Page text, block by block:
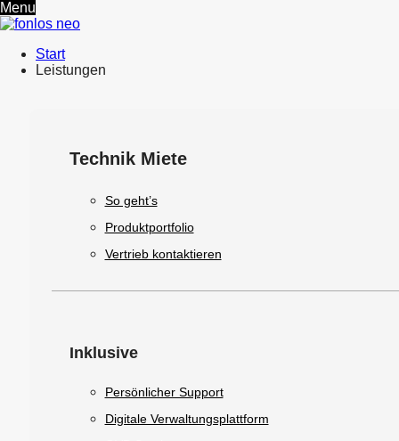
Menu
Start
Leistungen
Technik Miete
So geht’s
Produktportfolio
Vertrieb kontaktieren
Inklusive
Persönlicher Support
Digitale Verwaltungsplattform